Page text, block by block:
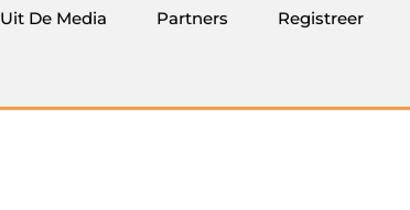
Uit De Media Partners Registreer